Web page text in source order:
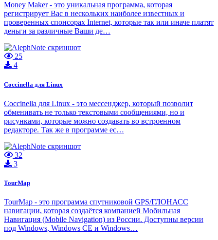
Money Maker - это уникальная программа, которая
регистрирует Вас в нескольких наиболее известных и
проверенных спонсорах Internet, которые так или иначе платят
деньги за различные Ваши де…
25
4
Coccinella для Linux
Coccinella для Linux - это мессенджер, который позволит
обменивать не только текстовыми сообщениями, но и
рисунками, которые можно создавать во встроенном
редакторе. Так же в программе ес…
32
3
TourMap
TourMap - это программа спутниковой GPS/ГЛОНАСС
навигации, которая создаётся компанией Мобильная
Навигация (Mobile Navigation) из России. Доступны версии
под Windows, Windows CE и Windows…